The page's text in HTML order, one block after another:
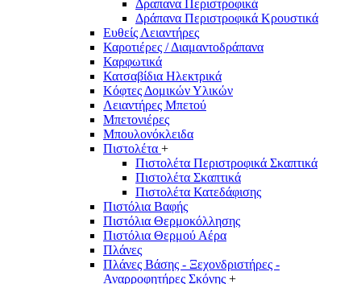
Δραπανα Περιστροφικά
Δράπανα Περιστροφικά Κρουστικά
Ευθείς Λειαντήρες
Καροτιέρες / Διαμαντοδράπανα
Καρφωτικά
Κατσαβίδια Ηλεκτρικά
Κόφτες Δομικών Υλικών
Λειαντήρες Μπετού
Μπετονιέρες
Μπουλονόκλειδα
Πιστολέτα +
Πιστολέτα Περιστροφικά Σκαπτικά
Πιστολέτα Σκαπτικά
Πιστολέτα Κατεδάφισης
Πιστόλια Βαφής
Πιστόλια Θερμοκόλλησης
Πιστόλια Θερμού Αέρα
Πλάνες
Πλάνες Βάσης - Ξεχονδριστήρες -
Αναρροφητήρες Σκόνης +